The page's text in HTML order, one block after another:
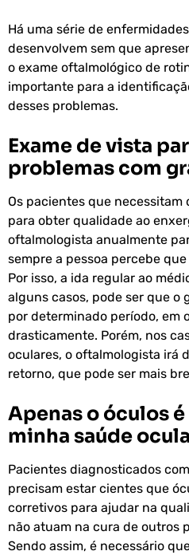
Há uma série de
desenvolvem sem que
o exame oftalmológico de
importante para a
desses problemas.
Exame de vista
problemas com
Os pacientes que
para obter qualidade ao
oftalmologista anualmente
sempre a pessoa percebe
Por isso, a ida regular ao
alguns casos, pode ser que o
por determinado período, em
drasticamente. Porém, nos
oculares, o oftalmologista irá
retorno, que pode ser mais
Apenas o óculos
minha saúde
Pacientes diagnosticados
precisam estar cientes que
corretivos para ajudar na
não atuam na cura de outros
Sendo assim, é necessário